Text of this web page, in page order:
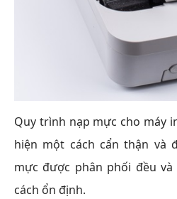
Quy trình nạp mực cho máy
hiện một cách cẩn thận và
mực được phân phối đều
cách ổn định.